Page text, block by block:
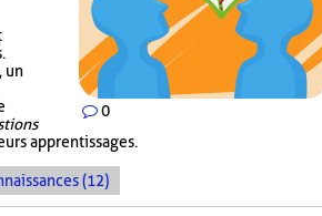
0
un
apprentissages.
(12)